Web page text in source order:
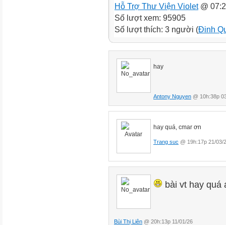
Hỗ Trợ Thư Viện Violet@
Số lượt xem: 95905
Số lượt thích: 3 người (Đinh
hay
Antony Nguyen @ 10h:38p
hay quá, cmar ơn
Trang suc @ 19h:17p 21/03/
bài vt hay quá
Bùi Thị Liên @ 20h:13p 11/01/26